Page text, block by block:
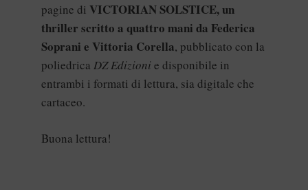
pagine di VICTORIAN SOLSTICE, un
thriller scritto a quattro mani da Federica
Soprani e Vittoria Corella, pubblicato con la
poliedrica DZ Edizionie disponibile in
entrambi i formati di lettura, sia digitale che
cartaceo.
Buona lettura!